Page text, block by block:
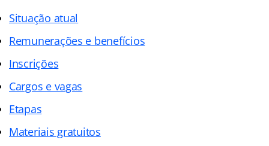
Situação atual
Remunerações e benefícios
Inscrições
Cargos e vagas
Etapas
Materiais gratuitos